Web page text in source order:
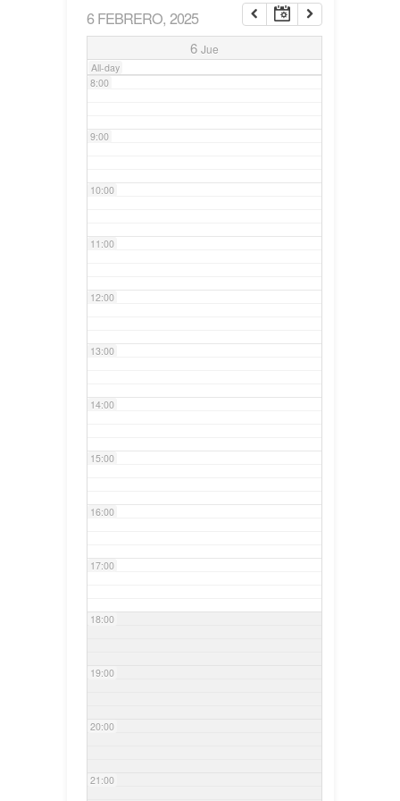
6 FEBRERO, 2025
6 Jue
All-day
7:00
8:00
9:00
10:00
11:00
12:00
13:00
14:00
15:00
16:00
17:00
18:00
19:00
20:00
21:00